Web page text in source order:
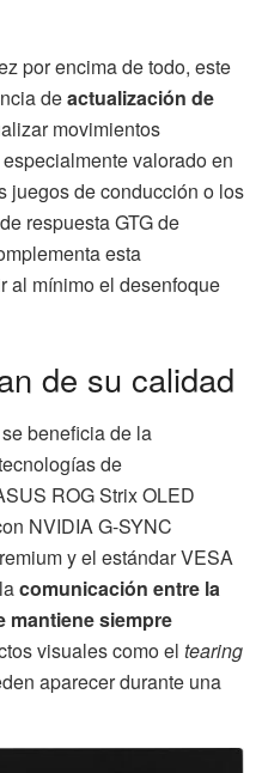
por encima de todo, este
deactualización de
movimientos
valorado en
juegos de conducción o los
respuesta GTG de
esta
al mínimo el desenfoque
de su calidad
beneficia de la
de
ROG Strix OLED
NVIDIA G-SYNC
y el estándar VESA
comunicación entre la
mantiene siempre
visuales como el tearing
aparecer durante una